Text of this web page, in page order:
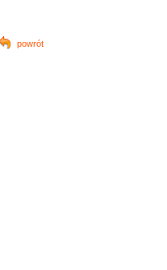
powrót